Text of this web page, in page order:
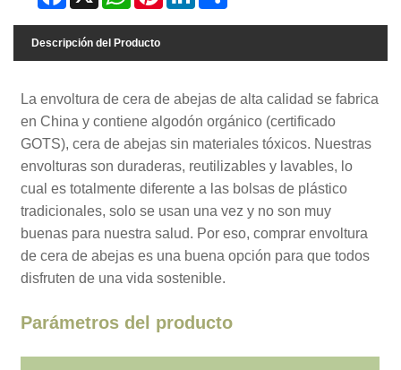
Descripción del Producto
La envoltura de cera de abejas de alta calidad se fabrica
en China y contiene algodón orgánico (certificado
GOTS), cera de abejas sin materiales tóxicos. Nuestras
envolturas son duraderas, reutilizables y lavables, lo
cual es totalmente diferente a las bolsas de plástico
tradicionales, solo se usan una vez y no son muy
buenas para nuestra salud. Por eso, comprar envoltura
de cera de abejas es una buena opción para que todos
disfruten de una vida sostenible.
Parámetros del producto